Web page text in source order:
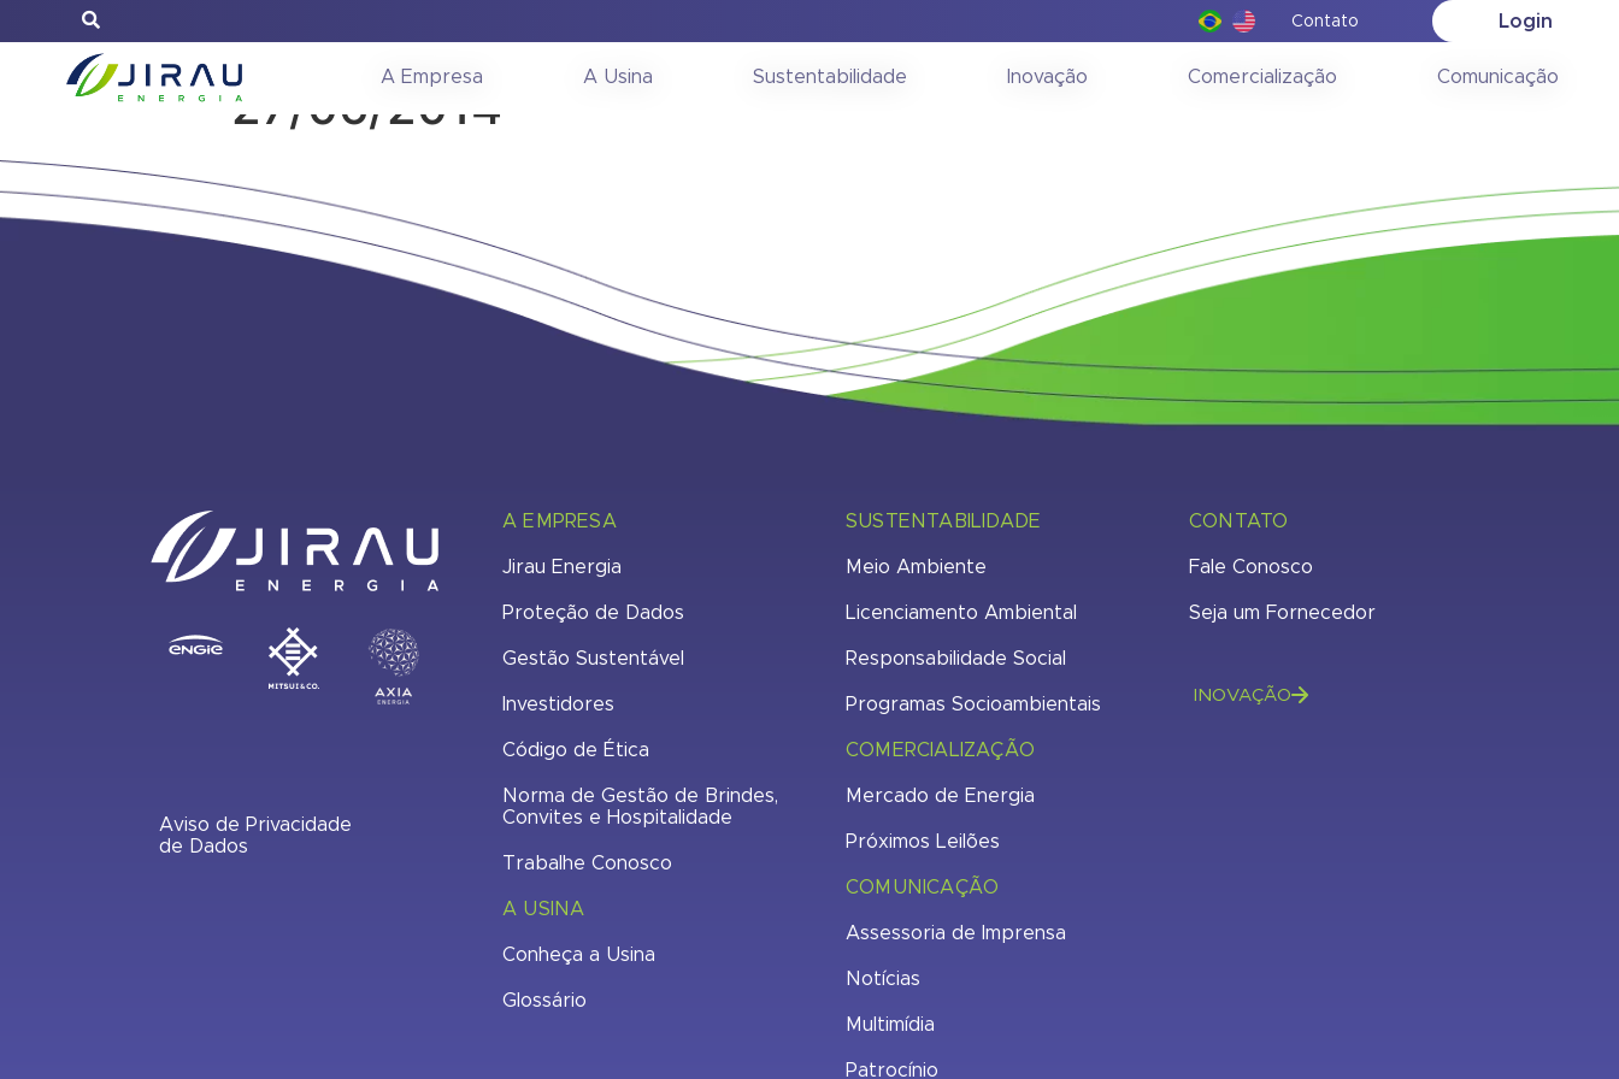
Contato Login
A Empresa A Usina Sustentabilidade Inovação Comercialização Comunicação
Reunião do Conselho de Administração
27/06/2014
Aviso de Privacidade
de Dados
A EMPRESA
Jirau Energia
Proteção de Dados
Gestão Sustentável
Investidores
Código de Ética
Norma de Gestão de Brindes,
Convites e Hospitalidade
Trabalhe Conosco
A USINA
Conheça a Usina
Glossário
SUSTENTABILIDADE
Meio Ambiente
Licenciamento Ambiental
Responsabilidade Social
Programas Socioambientais
COMERCIALIZAÇÃO
Mercado de Energia
Próximos Leilões
COMUNICAÇÃO
Assessoria de Imprensa
Notícias
Multimídia
Patrocínio
CONTATO
Fale Conosco
Seja um Fornecedor
INOVAÇÃO